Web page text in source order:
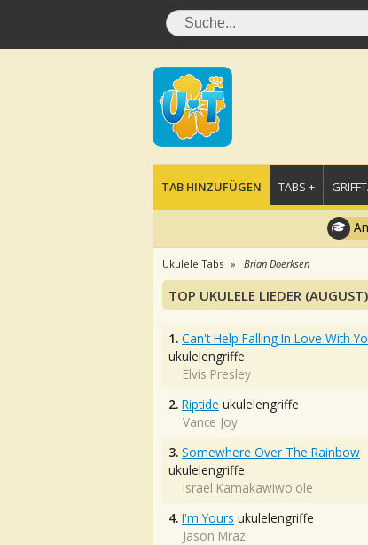
TAB HINZUFÜGEN TABS +
Ukulele Tabs Brian Doerksen
TOP UKULELE LIEDER (AUGUST)
1. Can't Help Falling In Love With
ukulelengriffe
Elvis Presley
2. Riptide ukulelengriffe
Vance Joy
3. Somewhere Over The Rainbow
ukulelengriffe
Israel Kamakawiwo'ole
4. I'm Yours ukulelengriffe
Jason Mraz